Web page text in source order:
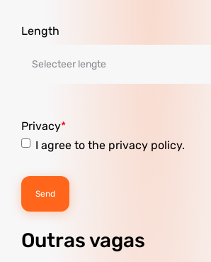
Length
Privacy
I agree to the privacy policy.
Outras vagas